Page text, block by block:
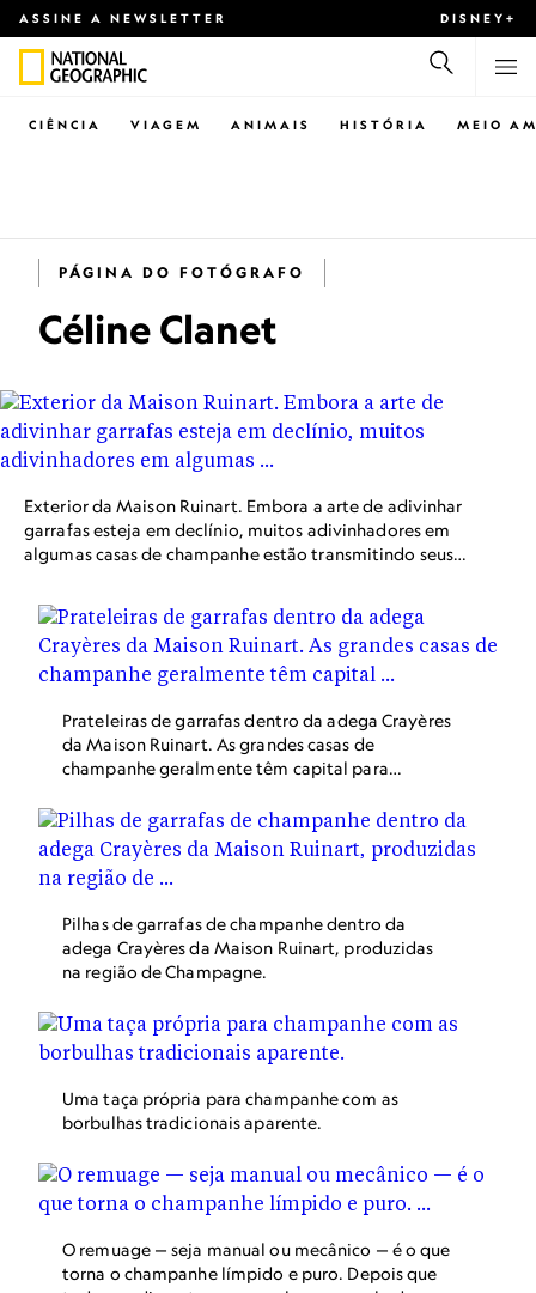
ASSINE A NEWSLETTER DISNEY+
CIÊNCIA VIAGEM ANIMAIS HISTÓRIA MEIO
PÁGINA DO FOTÓGRAFO
Céline Clanet
Exterior da Maison Ruinart. Embora a arte de adivinhar
garrafas esteja em declínio, muitos adivinhadores em
algumas casas de champanhe estão transmitindo seus
viva.
Prateleiras de garrafas dentro da adega Crayères
da Maison Ruinart. As grandes casas de
champanhe geralmente têm capital para
para orientar a geração mais jovem.
Pilhas de garrafas de champanhe dentro da
adega Crayères da Maison Ruinart, produzidas
na região de Champagne.
Uma taça própria para champanhe com as
borbulhas tradicionais aparente.
O remuage — seja manual ou mecânico — é o que
torna o champanhe límpido e puro. Depois que